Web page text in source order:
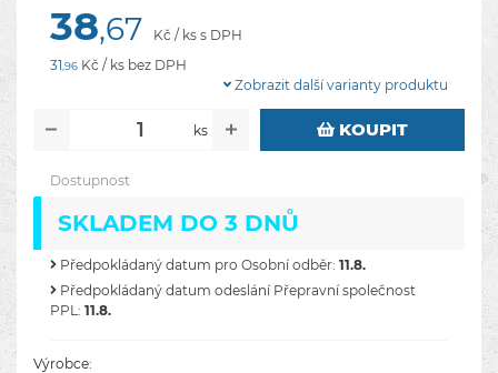
38,67
Kč / ks s DPH
31,96 Kč / ks bez DPH
Zobrazit další varianty produktu
ks KOUPIT
Dostupnost
SKLADEM DO 3 DNŮ
Předpokládaný datum pro Osobní odběr: 11.8.
Předpokládaný datum odeslání Přepravní společnost
PPL: 11.8.
Výrobce: